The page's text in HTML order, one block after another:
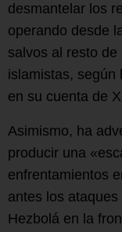
desmantelar los
operando desde
salvos al resto
islamistas, según
en su cuenta de
Asimismo, ha
producir una
enfrentamientos
antes los
Hezbolá en la